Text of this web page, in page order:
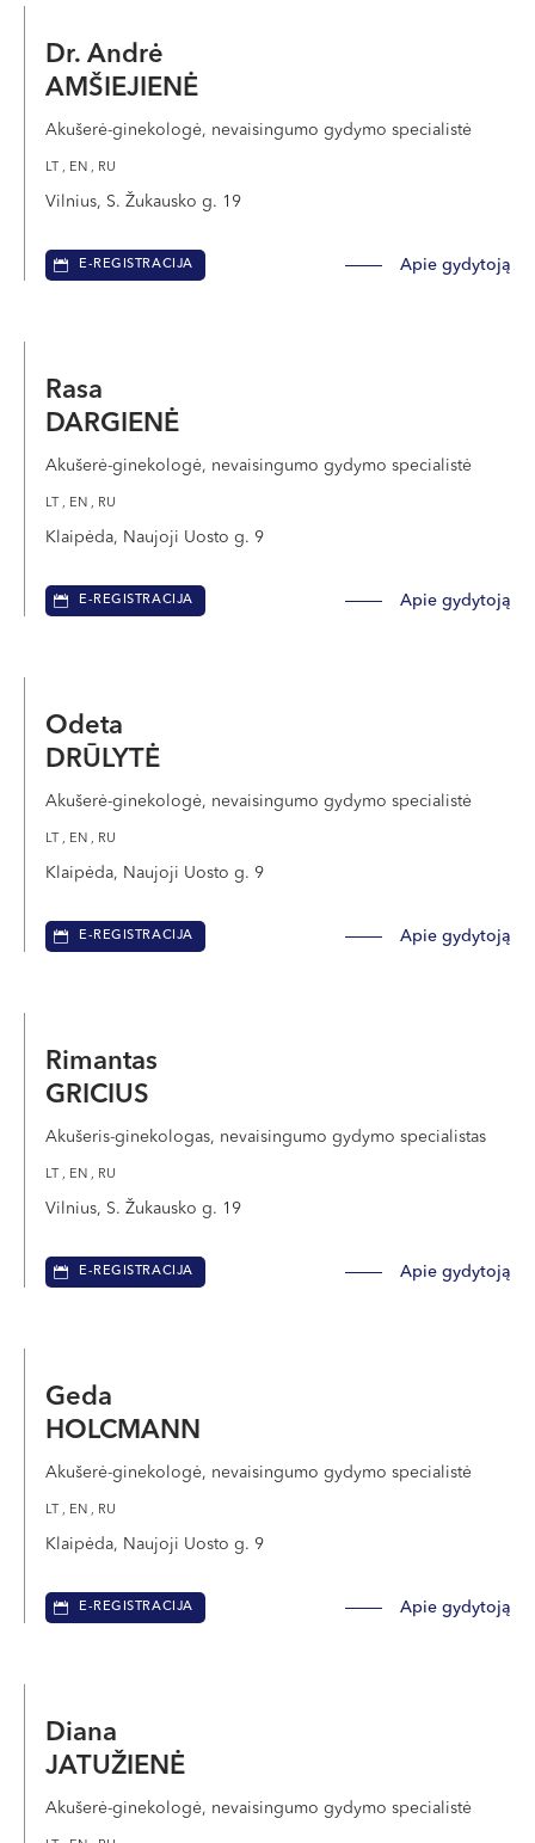
Dr. Andrė
AMŠIEJIENĖ
Akušerė-ginekologė, nevaisingumo gydymo specialistė
LT , EN , RU
Vilnius, S. Žukausko g. 19
E-REGISTRACIJA Apie gydytoją
Rasa
DARGIENĖ
Akušerė-ginekologė, nevaisingumo gydymo specialistė
LT , EN , RU
Klaipėda, Naujoji Uosto g. 9
E-REGISTRACIJA Apie gydytoją
Odeta
DRŪLYTĖ
Akušerė-ginekologė, nevaisingumo gydymo specialistė
LT , EN , RU
Klaipėda, Naujoji Uosto g. 9
E-REGISTRACIJA Apie gydytoją
Rimantas
GRICIUS
Akušeris-ginekologas, nevaisingumo gydymo specialistas
LT , EN , RU
Vilnius, S. Žukausko g. 19
E-REGISTRACIJA Apie gydytoją
Geda
HOLCMANN
Akušerė-ginekologė, nevaisingumo gydymo specialistė
LT , EN , RU
Klaipėda, Naujoji Uosto g. 9
E-REGISTRACIJA Apie gydytoją
Diana
JATUŽIENĖ
Akušerė-ginekologė, nevaisingumo gydymo specialistė